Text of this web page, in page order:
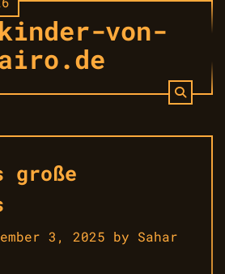
von-
große
3, 2025 by Sahar